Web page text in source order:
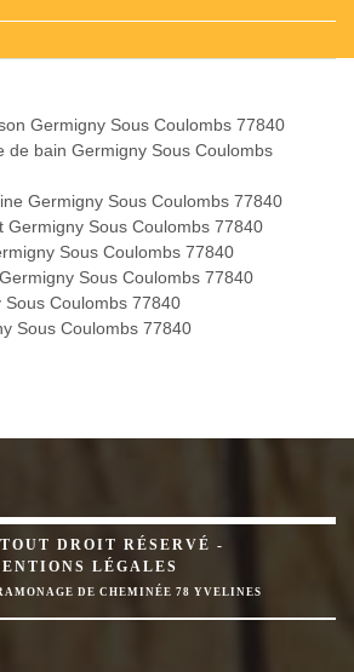
Germigny Sous Coulombs 77840
de bain Germigny Sous Coulombs
Germigny Sous Coulombs 77840
Germigny Sous Coulombs 77840
Sous Coulombs 77840
Sous Coulombs 77840
Sous Coulombs 77840
Sous Coulombs 77840
DROIT RÉSERVÉ -
LÉGALES
DE CHEMINÉE 78 YVELINES